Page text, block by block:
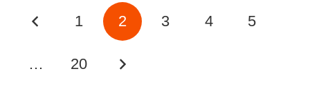
1 2 3 4 5
… 20